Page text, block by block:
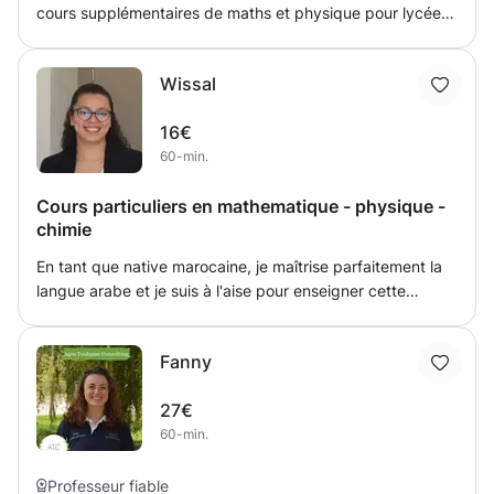
cours supplémentaires de maths et physique pour lycéen
Wissal
16€
60-min.
Cours particuliers en mathematique - physique -
chimie
En tant que native marocaine, je maîtrise parfaitement la
langue arabe et je suis à l'aise pour enseigner cette
des cours dans cette langue également, ce qui peut être
bénéfique pour les étudiants souhaitant améliorer leur
niveau d'anglais. En ce qui concerne les matières
scientifiques, mes compétences en mathématiques, en
en ingénierie mécanique énergétique. Je suis capable de
Fanny
27€
60-min.
Professeur fiable